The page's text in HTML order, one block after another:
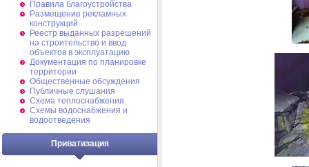
Правила благоустройства
Размещение рекламных
конструкций
Реестр выданных разрешений
на строительство и ввод
объектов в эксплуатацию
Документация по планировке
территории
Общественные обсуждения
Публичные слушания
Схема теплоснабжения
Схемы водоснабжения и
водоотведения
Приватизация